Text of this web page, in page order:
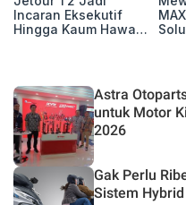
Incaran Eksekutif
Hingga Kaum Hawa,
Astra
untuk Motor
2026
Gak Perlu
Sistem